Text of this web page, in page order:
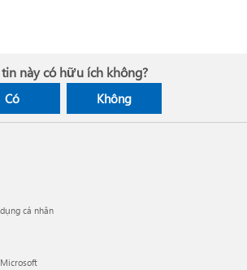
này có hữu ích không?
Có Không
cá nhân